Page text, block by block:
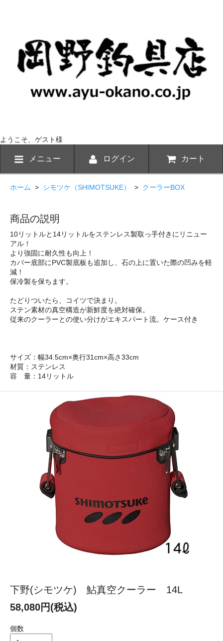
ようこそ、ゲスト様
メニュー ログイン カート
ホーム > シモツケ（SHIMOTSUKE） > クーラーBOX
商品の説明
10リットルと14リットルをステンレス製取っ手付きにリニュー
アル！
より強固に耐久性も向上！
カバー底部にPVC製底板も追加し、石の上に置いた際の凹みを軽
減！
保冷製を保ちます。
たどりついたら、コイツで決まり。
ステン素材の真空構造が新鮮度を絶対確保。
従来のクーラーとの使い分けがエキスパート流。ケース付き
サイズ：幅34.5cm×奥行31cm×高さ33cm
材質：ステンレス
容 量：14リットル
下野(シモツケ) 鮎真空クーラー 14L
58,080円(税込)
個数